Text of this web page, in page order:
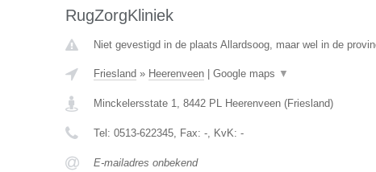
RugZorgKliniek
Niet gevestigd in de plaats Allardsoog, maar wel in de
Friesland » Heerenveen| Google maps ▼
Minckelersstate 1, 8442 PL Heerenveen(Friesland)
Tel: 0513-622345, Fax: -, KvK: -
E-mailadres onbekend